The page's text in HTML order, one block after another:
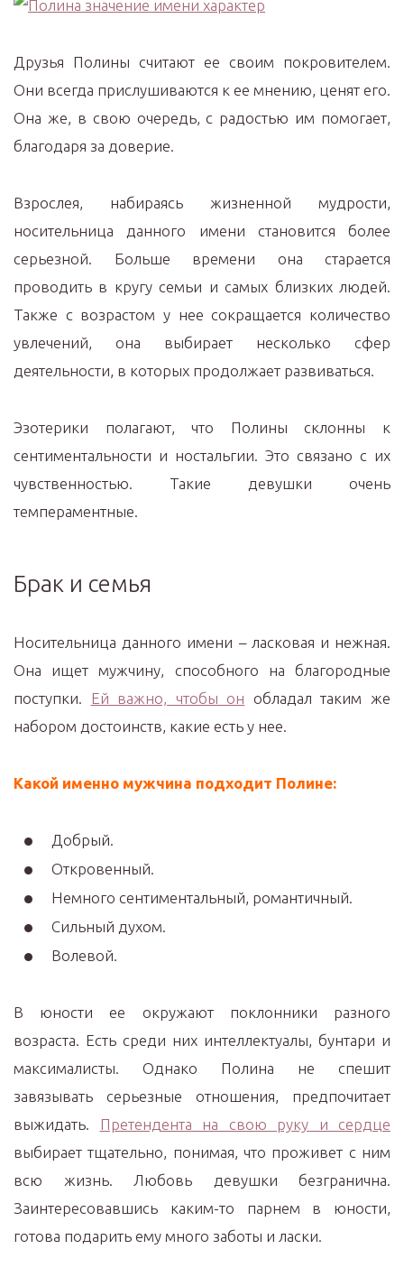
Друзья Полины считают ее своим покровителем.
Они всегда прислушиваются к ее мнению, ценят его.
Она же, в свою очередь, с радостью им помогает,
благодаря за доверие.
Взрослея, набираясь жизненной мудрости,
носительница данного имени становится более
серьезной. Больше времени она старается
проводить в кругу семьи и самых близких людей.
Также с возрастом у нее сокращается количество
увлечений, она выбирает несколько сфер
деятельности, в которых продолжает развиваться.
Эзотерики полагают, что Полины склонны к
сентиментальности и ностальгии. Это связано с их
чувственностью. Такие девушки очень
темпераментные.
Брак и семья
Носительница данного имени – ласковая и нежная.
Она ищет мужчину, способного на благородные
поступки. Ей важно, чтобы он обладал таким же
набором достоинств, какие есть у нее.
Какой именно мужчина подходит Полине:
Добрый.
Откровенный.
Немного сентиментальный, романтичный.
Сильный духом.
Волевой.
В юности ее окружают поклонники разного
возраста. Есть среди них интеллектуалы, бунтари и
максималисты. Однако Полина не спешит
завязывать серьезные отношения, предпочитает
выжидать. Претендента на свою руку и сердце
выбирает тщательно, понимая, что проживет с ним
всю жизнь. Любовь девушки безгранична.
Заинтересовавшись каким-то парнем в юности,
готова подарить ему много заботы и ласки.